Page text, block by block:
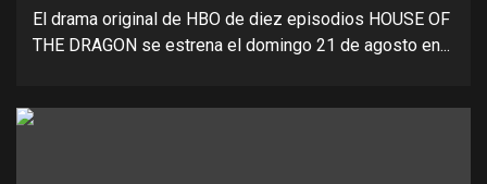
El drama original de HBO de diez episodios HOUSE OF
THE DRAGON se estrena el domingo 21 de agosto en...